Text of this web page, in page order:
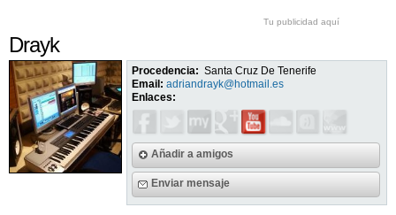
Tu publicidad aquí
Drayk
Procedencia: Santa Cruz De Tenerife
Email: adriandrayk@hotmail.es
Enlaces:
Añadir a amigos
Enviar mensaje